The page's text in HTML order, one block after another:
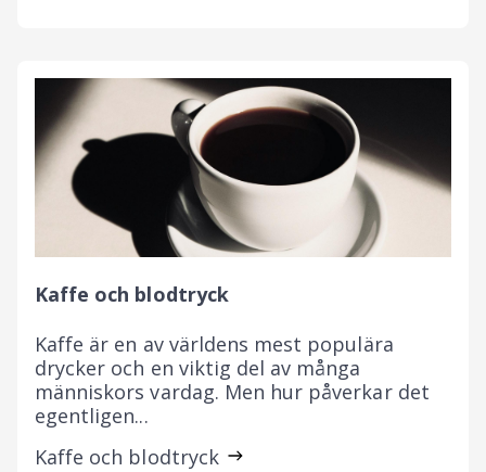
Kaffe och blodtryck
Kaffe är en av världens mest populära
drycker och en viktig del av många
människors vardag. Men hur påverkar det
egentligen...
Kaffe och blodtryck